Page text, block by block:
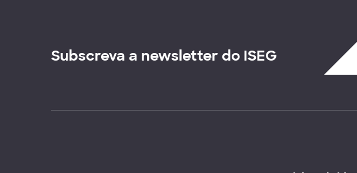
Subscreva a newsletter do ISEG